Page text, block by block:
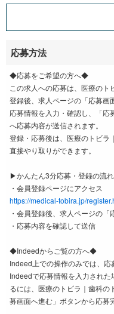
応募方法
◆応募をご希望の方へ◆
この求人への応募は、医療の
登録後、求人ページの「応募画
応募情報を入力・確認し、「
へ応募内容が送信されます。
登録・応募後は、医療のトビラ
直接やり取りができます。
▶かんたん3分応募・登録の流れ
・会員登録ページにアクセス
https://medical-tobira.jp/
・会員登録後、求人ページの
・応募内容を確認して送信
◆Indeedからご覧の方へ◆
Indeed上での操作のみでは、応
Indeedで応募情報を入力され
るには、医療のトビラ｜歯科
募画面へ進む」ボタンから応募